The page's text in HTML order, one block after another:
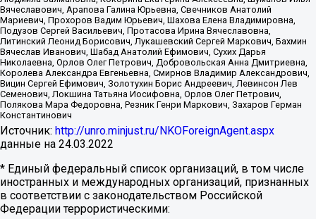
Вячеславович, Арапова Галина Юрьевна, Свечников Анатолий
Мариевич, Прохоров Вадим Юрьевич, Шахова Елена Владимировна,
Подузов Сергей Васильевич, Протасова Ирина Вячеславовна,
Литинский Леонид Борисович, Лукашевский Сергей Маркович, Бахмин
Вячеслав Иванович, Шабад Анатолий Ефимович, Сухих Дарья
Николаевна, Орлов Олег Петрович, Добровольская Анна Дмитриевна,
Королева Александра Евгеньевна, Смирнов Владимир Александрович,
Вицин Сергей Ефимович, Золотухин Борис Андреевич, Левинсон Лев
Семенович, Локшина Татьяна Иосифовна, Орлов Олег Петрович,
Полякова Мара Федоровна, Резник Генри Маркович, Захаров Герман
Константинович
Источник: http://unro.minjust.ru/NKOForeignAgent.aspx
данные на 24.03.2022
* Единый федеральный список организаций, в том числе
иностранных и международных организаций, признанных
в соответствии с законодательством Российской
Федерации террористическими: